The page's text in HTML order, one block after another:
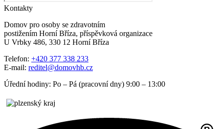
Kontakty
Domov pro osoby se zdravotním
postižením Horní Bříza, příspěvková organizace
U Vrbky 486, 330 12 Horní Bříza
Telefon: +420 377 338 233
E-mail: reditel@domovhb.cz
Úřední hodiny: Po – Pá (pracovní dny) 9:00 – 13:00